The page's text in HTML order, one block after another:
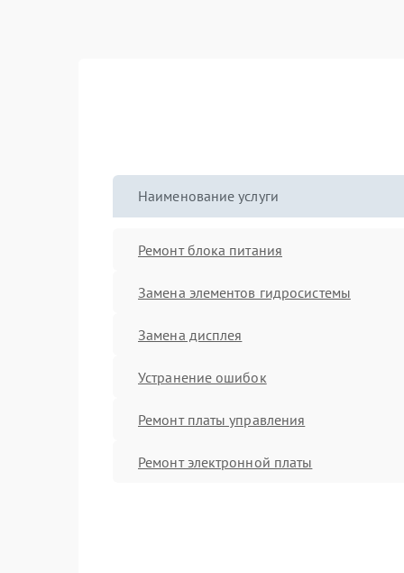
Наименование услуги
Ремонт блока питания
Замена элементов гидросистемы
Замена дисплея
Устранение ошибок
Ремонт платы управления
Ремонт электронной платы